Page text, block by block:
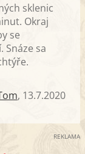
sklenic
Okraj
se
Snáze sa
, 13.7.2020
REKLAMA